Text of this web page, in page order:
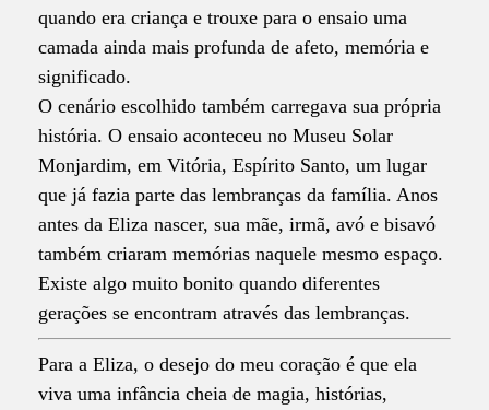
quando era criança e trouxe para o ensaio uma
camada ainda mais profunda de afeto, memória e
significado.
O cenário escolhido também carregava sua própria
história. O ensaio aconteceu no Museu Solar
Monjardim, em Vitória, Espírito Santo, um lugar
que já fazia parte das lembranças da família. Anos
antes da Eliza nascer, sua mãe, irmã, avó e bisavó
também criaram memórias naquele mesmo espaço.
Existe algo muito bonito quando diferentes
gerações se encontram através das lembranças.
Para a Eliza, o desejo do meu coração é que ela
viva uma infância cheia de magia, histórias,